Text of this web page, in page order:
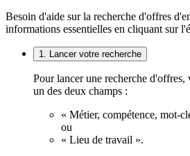
Besoin d'aide sur la recherche d'offres
informations essentielles en cliquant sur
1. Lancer votre recherche
Pour lancer une recherche d'offres,
un des deux champs :
« Métier, compétence, mot-
ou
« Lieu de travail ».